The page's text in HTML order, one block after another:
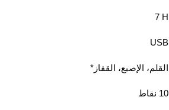
‎7 H
USB
القلم، الإصبع، القفاز*
10 نقاط